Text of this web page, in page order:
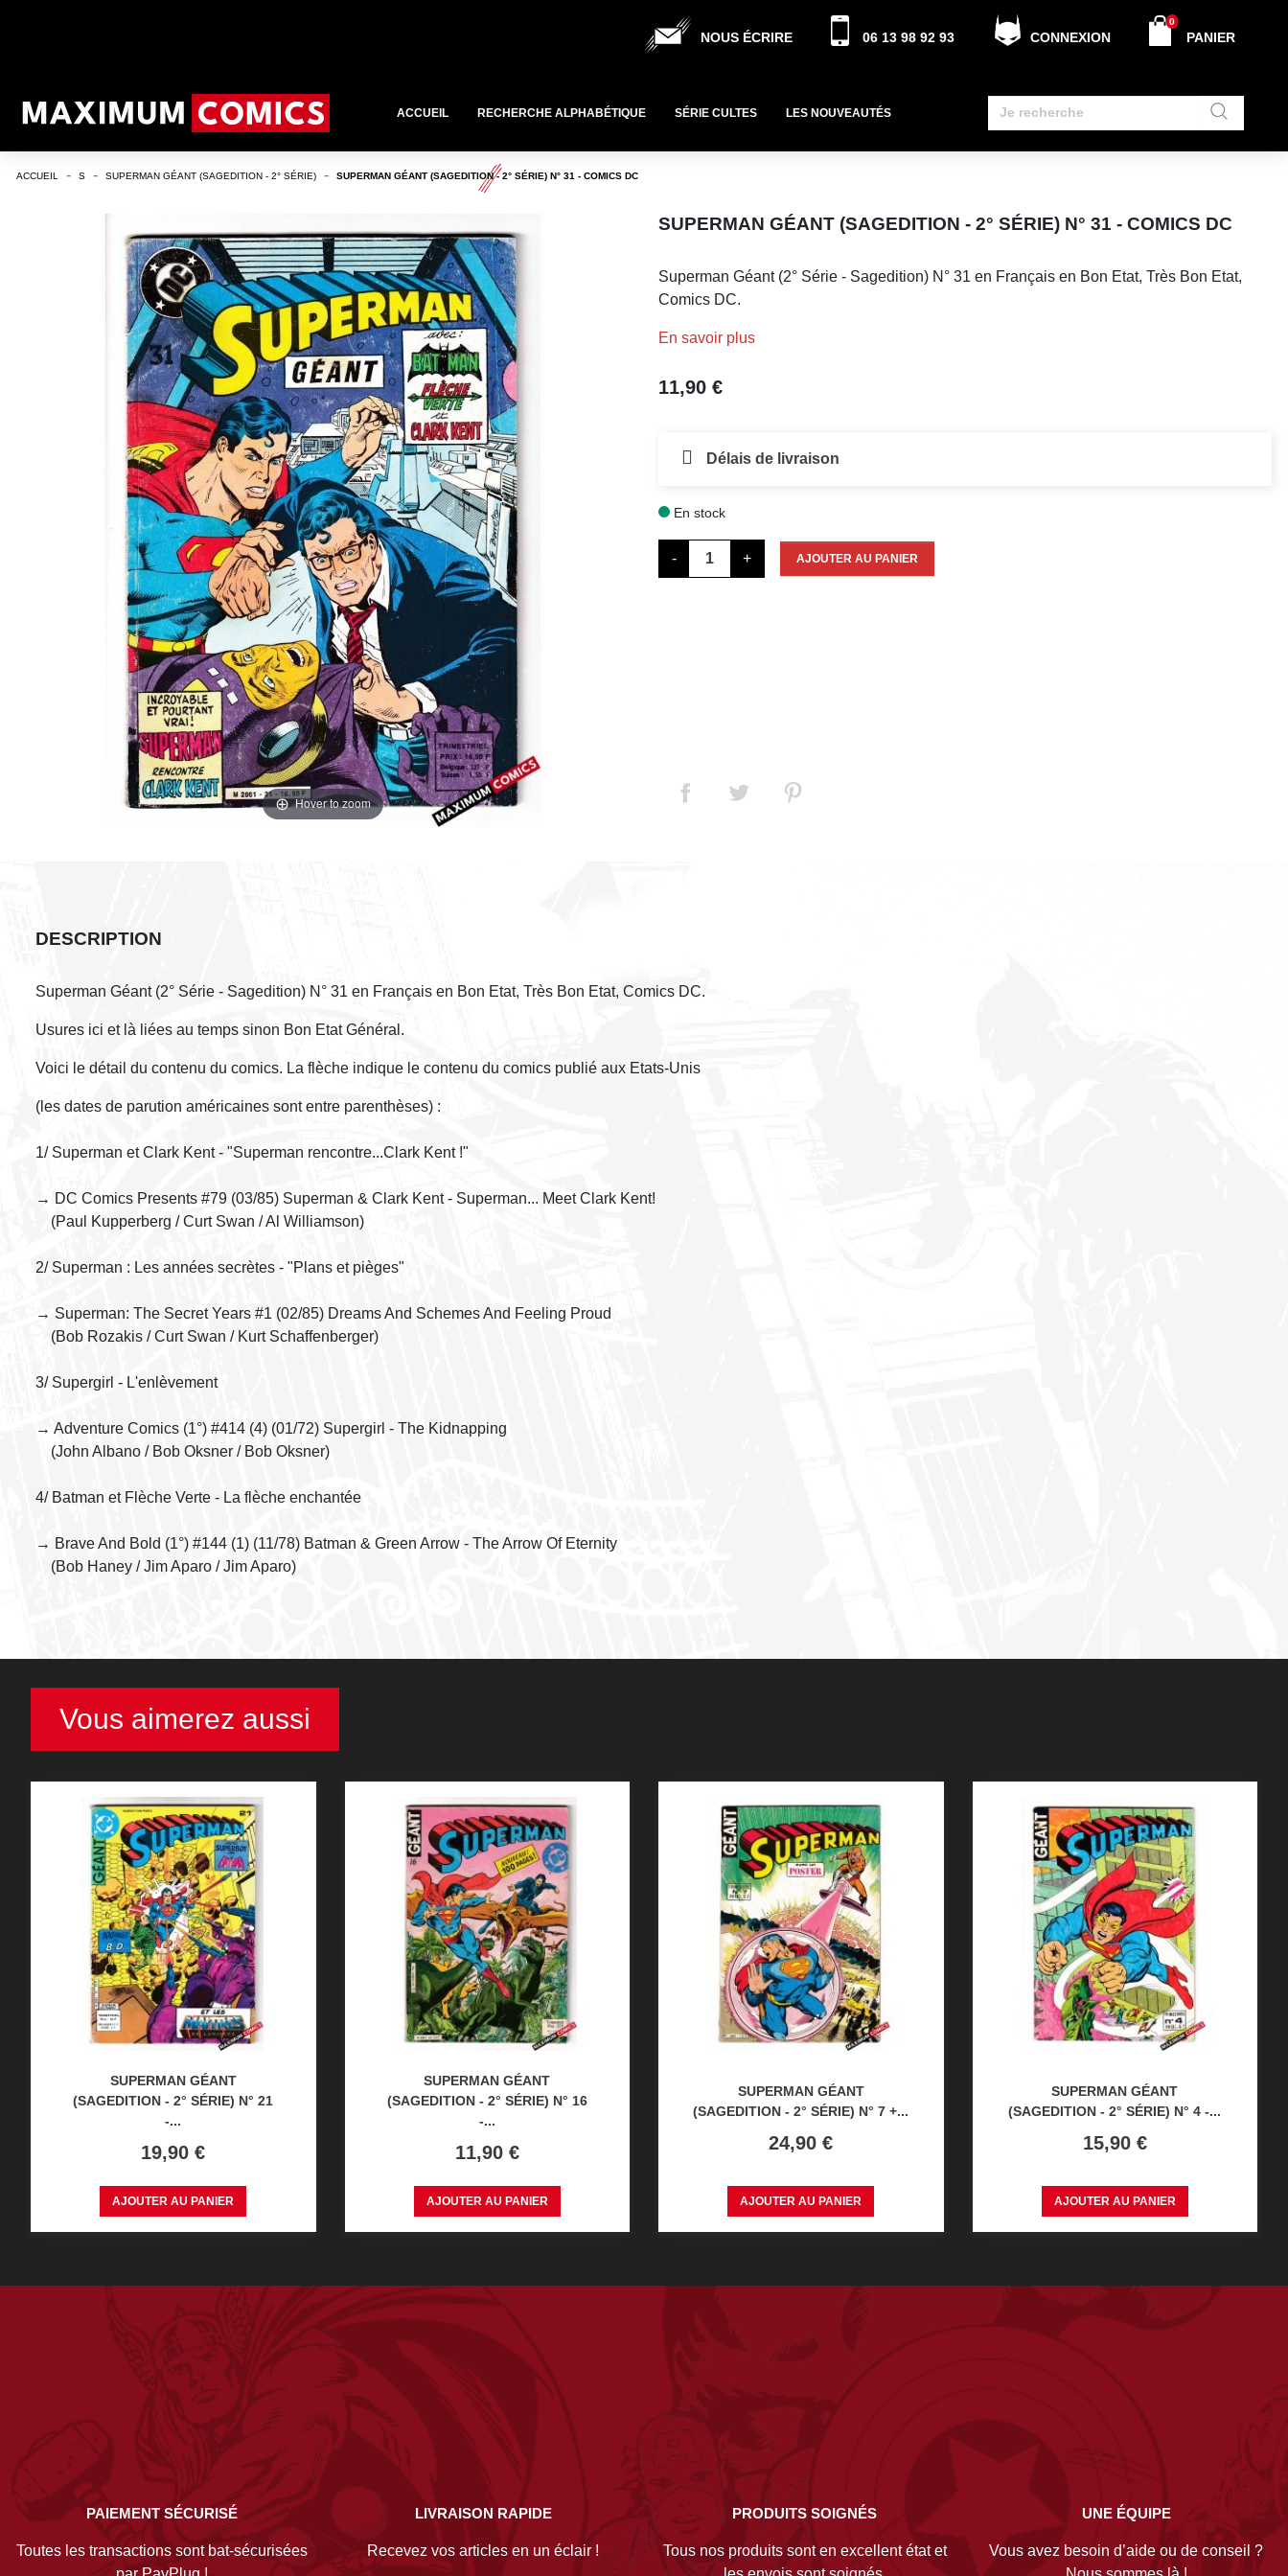
NOUS ÉCRIRE 06 13 98 92 93 CONNEXION PANIER
0
ACCUEIL RECHERCHE ALPHABÉTIQUE SÉRIE CULTES LES NOUVEAUTÉS
ACCUEIL S SUPERMAN GÉANT (SAGEDITION - 2° SÉRIE) SUPERMAN GÉANT (SAGEDITION - 2° SÉRIE) N° 31 - COMICS DC
Hover to zoom
SUPERMAN GÉANT (SAGEDITION - 2° SÉRIE) N° 31 - COMICS DC
Superman Géant (2° Série - Sagedition) N° 31 en Français en Bon Etat, Très Bon Etat,
Comics DC.
En savoir plus
11,90 €
Délais de livraison
En stock
- + AJOUTER AU PANIER
DESCRIPTION
Superman Géant (2° Série - Sagedition) N° 31 en Français en Bon Etat, Très Bon Etat, Comics DC.
Usures ici et là liées au temps sinon Bon Etat Général.
Voici le détail du contenu du comics. La flèche indique le contenu du comics publié aux Etats-Unis
(les dates de parution américaines sont entre parenthèses) :
1/ Superman et Clark Kent - "Superman rencontre...Clark Kent !"
→ DC Comics Presents #79 (03/85) Superman & Clark Kent - Superman... Meet Clark Kent!
(Paul Kupperberg / Curt Swan / Al Williamson)
2/ Superman : Les années secrètes - "Plans et pièges"
→ Superman: The Secret Years #1 (02/85) Dreams And Schemes And Feeling Proud
(Bob Rozakis / Curt Swan / Kurt Schaffenberger)
3/ Supergirl - L'enlèvement
→ Adventure Comics (1°) #414 (4) (01/72) Supergirl - The Kidnapping
(John Albano / Bob Oksner / Bob Oksner)
4/ Batman et Flèche Verte - La flèche enchantée
→ Brave And Bold (1°) #144 (1) (11/78) Batman & Green Arrow - The Arrow Of Eternity
(Bob Haney / Jim Aparo / Jim Aparo)
Vous aimerez aussi
SUPERMAN GÉANT
(SAGEDITION - 2° SÉRIE) N° 21
-...
Prix
19,90 €
AJOUTER AU PANIER
SUPERMAN GÉANT
(SAGEDITION - 2° SÉRIE) N° 16
-...
Prix
11,90 €
AJOUTER AU PANIER
SUPERMAN GÉANT
(SAGEDITION - 2° SÉRIE) N° 7 +...
Prix
24,90 €
AJOUTER AU PANIER
SUPERMAN GÉANT
(SAGEDITION - 2° SÉRIE) N° 4 -...
Prix
15,90 €
AJOUTER AU PANIER
PAIEMENT SÉCURISÉ
Toutes les transactions sont bat-sécurisées
LIVRAISON RAPIDE
Recevez vos articles en un éclair !
PRODUITS SOIGNÉS
Tous nos produits sont en excellent état et
UNE ÉQUIPE
Vous avez besoin d’aide ou de conseil ?